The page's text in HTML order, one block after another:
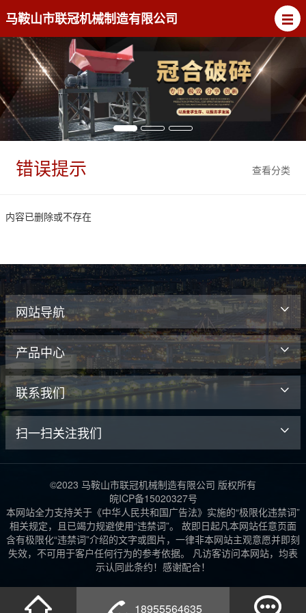
马鞍山市联冠机械制造有限公司
查看分类
错误提示
内容已删除或不存在
18955564635
网站导航
产品中心
联系我们
扫一扫关注我们
©2023 马鞍山市联冠机械制造有限公司 版权所有
皖ICP备15020327号
本网站全力支持关于《中华人民共和国广告法》实施的“极限化违禁词”
相关规定，且已竭力规避使用“违禁词”。 故即日起凡本网站任意页面
含有极限化“违禁词”介绍的文字或图片，一律非本网站主观意愿并即刻
失效，不可用于客户任何行为的参考依据。 凡访客访问本网站，均表
示认同此条约！感谢配合！